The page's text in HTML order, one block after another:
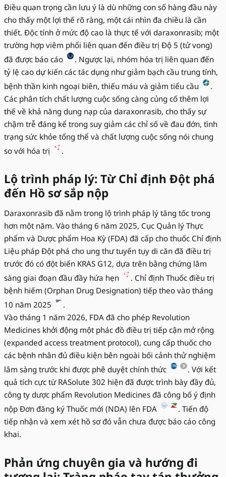
Điều quan trọng cần lưu ý là dù những con số hàng đầu này
cho thấy một lợi thế rõ ràng, một cái nhìn đa chiều là cần
thiết. Độc tính ở mức độ cao là thực tế với daraxonrasib; một
trường hợp viêm phổi liên quan đến điều trị Độ 5 (tử vong)
đã được báo cáo
. Ngược lại, nhóm hóa trị liên quan đến
tỷ lệ cao dự kiến các tác dụng như giảm bạch cầu trung tính,
bệnh thần kinh ngoại biên, thiếu máu và giảm tiểu cầu
.
Các phân tích chất lượng cuộc sống càng củng cố thêm lợi
thế về khả năng dung nạp của daraxonrasib, cho thấy sự
chậm trễ đáng kể trong suy giảm các chỉ số về đau đớn, tình
trạng sức khỏe tổng thể và chất lượng cuộc sống nói chung
so với hóa trị
.
Lộ trình pháp lý: Từ Chỉ định Đột phá
đến Hồ sơ sắp nộp
Daraxonrasib đã nằm trong lộ trình pháp lý tăng tốc trong
hơn một năm. Vào tháng 6 năm 2025, Cục Quản lý Thực
phẩm và Dược phẩm Hoa Kỳ (FDA) đã cấp cho thuốc Chỉ định
Liệu pháp Đột phá cho ung thư tuyến tụy di căn đã điều trị
trước đó có đột biến KRAS G12, dựa trên bằng chứng lâm
sàng giai đoạn đầu đầy hứa hẹn
. Chỉ định Thuốc điều trị
bệnh hiếm (Orphan Drug Designation) tiếp theo vào tháng
10 năm 2025
.
Vào tháng 1 năm 2026, FDA đã cho phép Revolution
Medicines khởi động một phác đồ điều trị tiếp cận mở rộng
(expanded access treatment protocol), cung cấp thuốc cho
các bệnh nhân đủ điều kiện bên ngoài bối cảnh thử nghiệm
lâm sàng trước khi được phê duyệt chính thức
. Với kết
quả tích cực từ RASolute 302 hiện đã được trình bày đầy đủ,
công ty dược phẩm Revolution Medicines đã công bố ý định
nộp Đơn đăng ký Thuốc mới (NDA) lên FDA
. Tiến độ
tiếp nhận và xem xét hồ sơ đó vẫn chưa được báo cáo công
khai.
Phản ứng chuyên gia và hướng đi